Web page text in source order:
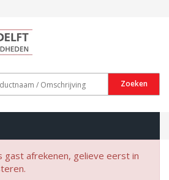
Zoeken
gast afrekenen, gelieve eerst in